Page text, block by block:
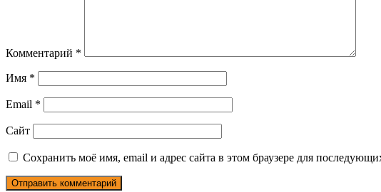
Комментарий *
Имя *
Email *
Сайт
Сохранить моё имя, email и адрес сайта в этом браузере для